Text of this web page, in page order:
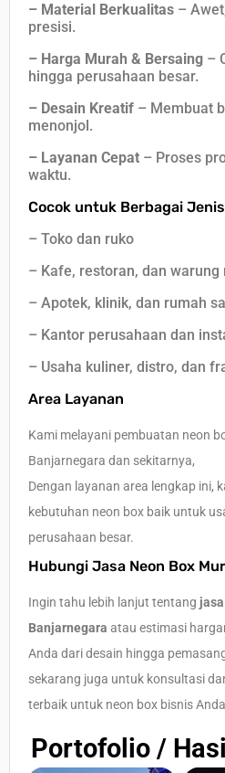
– Material Berkualitas –
presisi.
– Harga Murah & Bersaing –
hingga perusahaan besar.
– Desain Kreatif – Membuat
menonjol.
– Layanan Cepat – Proses
waktu.
Cocok untuk Berbagai
– Toko dan ruko
– Kafe, restoran, dan warung
– Apotek, klinik, dan rumah
– Kantor perusahaan dan
– Usaha kuliner, distro, dan
Area Layanan
Kami melayani pembuatan neon
Banjarnegara dan sekitarnya,
Dengan layanan area lengkap ini,
kebutuhan neon box baik untuk
perusahaan besar.
Hubungi Jasa Neon Box
Ingin tahu lebih lanjut tentang
Banjarnegara atau estimasi
Anda dari desain hingga
sekarang juga untuk konsultasi
terbaik untuk neon box bisnis
Portofolio /